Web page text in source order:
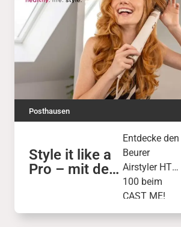
Freunde und
Familie wählen
daraus das
passende
Geschenk.
Posthausen
Style it like a
Pro – mit dem
100
Entdecke den
Beurer
Airstyler HT
100 beim
CAST ME!
Finale am 26.